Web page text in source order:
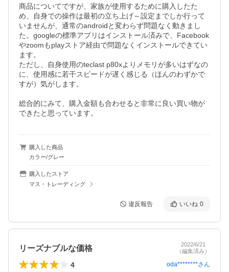
商品についてですが、家族が使用するために購入したた
め、自身での操作は最初の立ち上げ～設定までしか行って
いませんが、通常のandroidと変わらず問題なく動きまし
た。googleの標準アプリはインストール済みで、Facebook
やzoomもplayストア経由で問題なくインストールできてい
ます。
ただし、自身使用のteclast p80xよりメモリが多いはずなの
に、使用感に若干スピードが遅く感じる（ほんのわずかで
すが）気がします。
総合的にみて、購入金額も合わせると非常に良い買い物が
できたと思っています。
購入した商品
カラー/グレー
購入したストア
マス・トレーディング
違反報告 いいね 0
リーズナブルな価格
2022/6/21
（編集済み）
4 oda********さん